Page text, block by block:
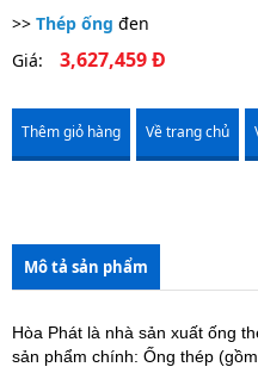
>> Thép ống đen
Giá:
3,627,459 Đ
Thêm giỏ hàng Về trang chủ
Mô tả sản phẩm
Hòa Phát là nhà sản xuất ống
sản phẩm chính: Ống thép